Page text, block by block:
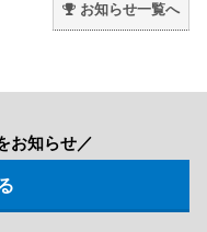
お知らせ一覧へ
お知らせ／